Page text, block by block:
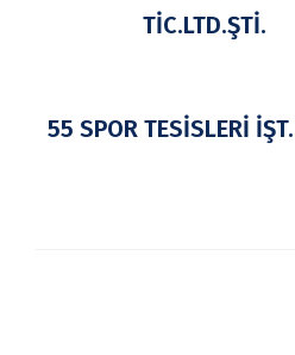
TİC.LTD.ŞTİ.
55 SPOR TESİSLERİ